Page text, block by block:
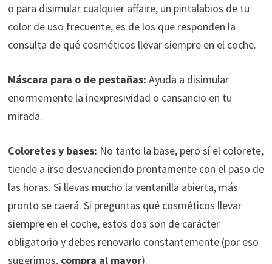
o para disimular cualquier affaire, un pintalabios de tu
color de uso frecuente, es de los que responden la
consulta de qué cosméticos llevar siempre en el coche.
Máscara para o de pestañas: Ayuda a disimular
enormemente la inexpresividad o cansancio en tu
mirada.
Coloretes y bases: No tanto la base, pero sí el colorete,
tiende a irse desvaneciendo prontamente con el paso de
las horas. Si llevas mucho la ventanilla abierta, más
pronto se caerá. Si preguntas qué cosméticos llevar
siempre en el coche, estos dos son de carácter
obligatorio y debes renovarlo constantemente (por eso
sugerimos, compra al mayor).